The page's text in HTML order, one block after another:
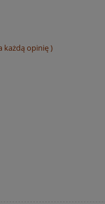
każdą opinię )